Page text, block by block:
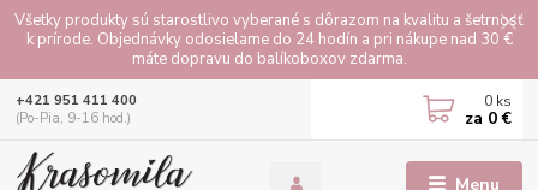
Všetky produkty sú starostlivo vyberané s dôrazom na kvalitu a šetrnosť
k prírode. Objednávky odosielame do 24 hodín a pri nákupe nad 30 €
máte dopravu do balíkoboxov zdarma.
Menu
+421 951 411 400
(Po-Pia, 9-16 hod.)
0 ks
za 0 €